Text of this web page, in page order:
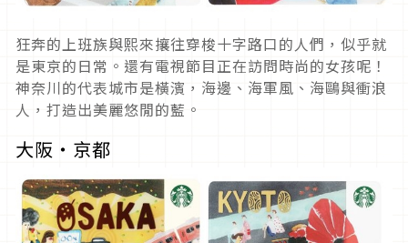
狂奔的上班族與熙來攘往穿梭十字路口的人們，似乎就
是東京的日常。還有電視節目正在訪問時尚的女孩呢！
神奈川的代表城市是橫濱，海邊、海軍風、海鷗與衝浪
人，打造出美麗悠閒的藍。
大阪・京都